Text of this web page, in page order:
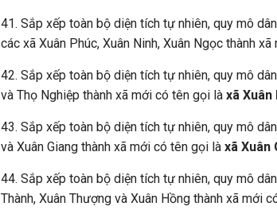
41. Sắp xếp toàn bộ diện tích tự nhiên, quy mô
các xã Xuân Phúc, Xuân Ninh, Xuân Ngọc thành
42. Sắp xếp toàn bộ diện tích tự nhiên, quy mô
và Thọ Nghiệp thành xã mới có tên gọi là xã Xuân
43. Sắp xếp toàn bộ diện tích tự nhiên, quy mô
và Xuân Giang thành xã mới có tên gọi là xã Xuân
44. Sắp xếp toàn bộ diện tích tự nhiên, quy mô
Thành, Xuân Thượng và Xuân Hồng thành xã mới